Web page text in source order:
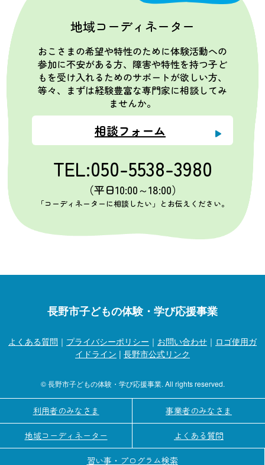
地域コーディネーター
おこさまの希望や特性のために体験活動への
参加に不安がある方、障害や特性を持つ子ど
もを受け入れるためのサポートが欲しい方、
等々、まずは経験豊富な専門家に相談してみ
ませんか。
相談フォーム
TEL:050-5538-3980
（平日10:00～18:00）
「コーディネーターに相談したい」とお伝えください。
長野市子どもの体験・学び応援事業
よくある質問 ｜ プライバシーポリシー ｜ お問い合わせ ｜ ロゴ使用ガ
イドライン | 長野市公式リンク
© 長野市子どもの体験・学び応援事業. All rights reserved.
利用者のみなさま 事業者のみなさま
地域コーディネーター よくある質問
習い事・プログラム検索